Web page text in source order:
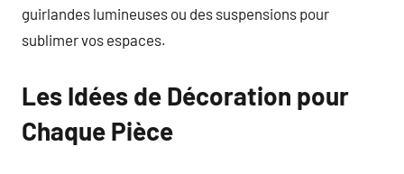
guirlandes lumineuses ou des suspensions pour
sublimer vos espaces.
Les Idées de Décoration pour
Chaque Pièce